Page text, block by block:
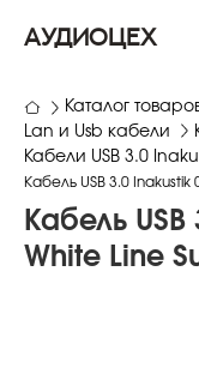
АУДИОЦЕХ
Каталог
Lan и Usb кабели
Кабели USB 3.0
Кабель USB 3.0
Кабель
White Line